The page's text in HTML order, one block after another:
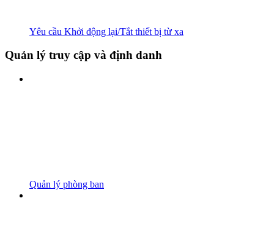
Yêu cầu Khởi động lại/Tắt thiết bị từ xa
Quản lý truy cập và định danh
Quản lý phòng ban